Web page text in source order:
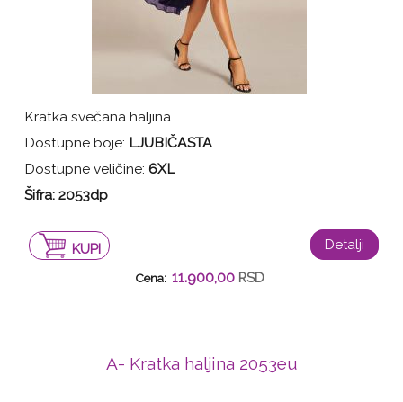
Kratka svečana haljina.
Dostupne boje: LJUBIČASTA
Dostupne veličine: 6XL
Šifra: 2053dp
KUPI Detalji
Cena: 11.900,00 RSD
A- Kratka haljina 2053eu